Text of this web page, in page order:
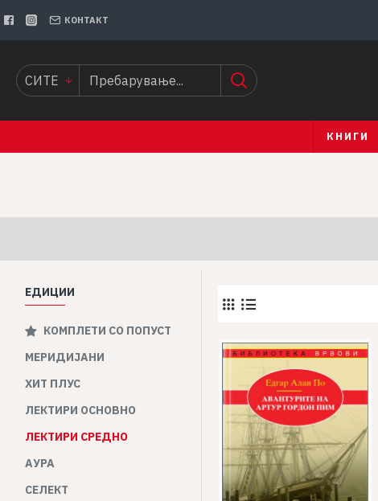
КОНТАКТ
СИТЕ
КНИГИ
ЕДИЦИИ
КОМПЛЕТИ СО ПОПУСТ
МЕРИДИЈАНИ
ХИТ ПЛУС
ЛЕКТИРИ ОСНОВНО
ЛЕКТИРИ СРЕДНО
АУРА
СЕЛЕКТ